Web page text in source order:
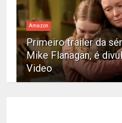
Amazon
Primeiro trailer da
Mike Flanagan, é
Video